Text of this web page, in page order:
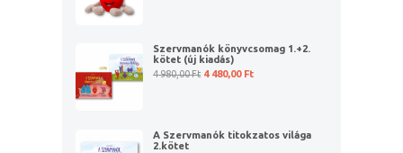
Szervmanók könyvcsomag 1.+2.
kötet (új kiadás)
4 980,00Ft 4 480,00 Ft
A Szervmanók titokzatos világa
2.kötet